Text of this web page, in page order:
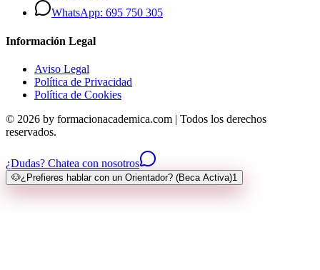
WhatsApp: 695 750 305
Información Legal
Aviso Legal
Política de Privacidad
Política de Cookies
© 2026 by formacionacademica.com | Todos los derechos
reservados.
¿Dudas? Chatea con nosotros
🐶¿Prefieres hablar con un Orientador? (Beca Activa)1